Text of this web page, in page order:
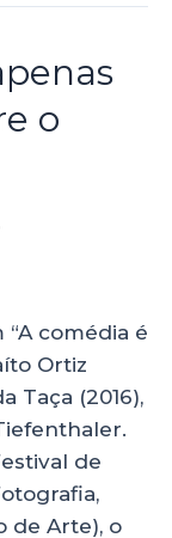
o
comédia é
Ortiz
Taça (2016),
de
de Arte), o